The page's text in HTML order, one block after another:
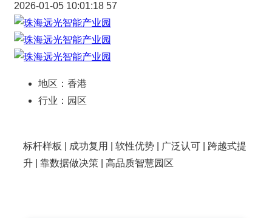
2026-01-05 10:01:18 57
地区： 香港
行业： 园区
标杆样板 | 成功复用 | 软性优势 | 广泛认可 | 跨越式提
升 | 靠数据做决策 | 高品质智慧园区